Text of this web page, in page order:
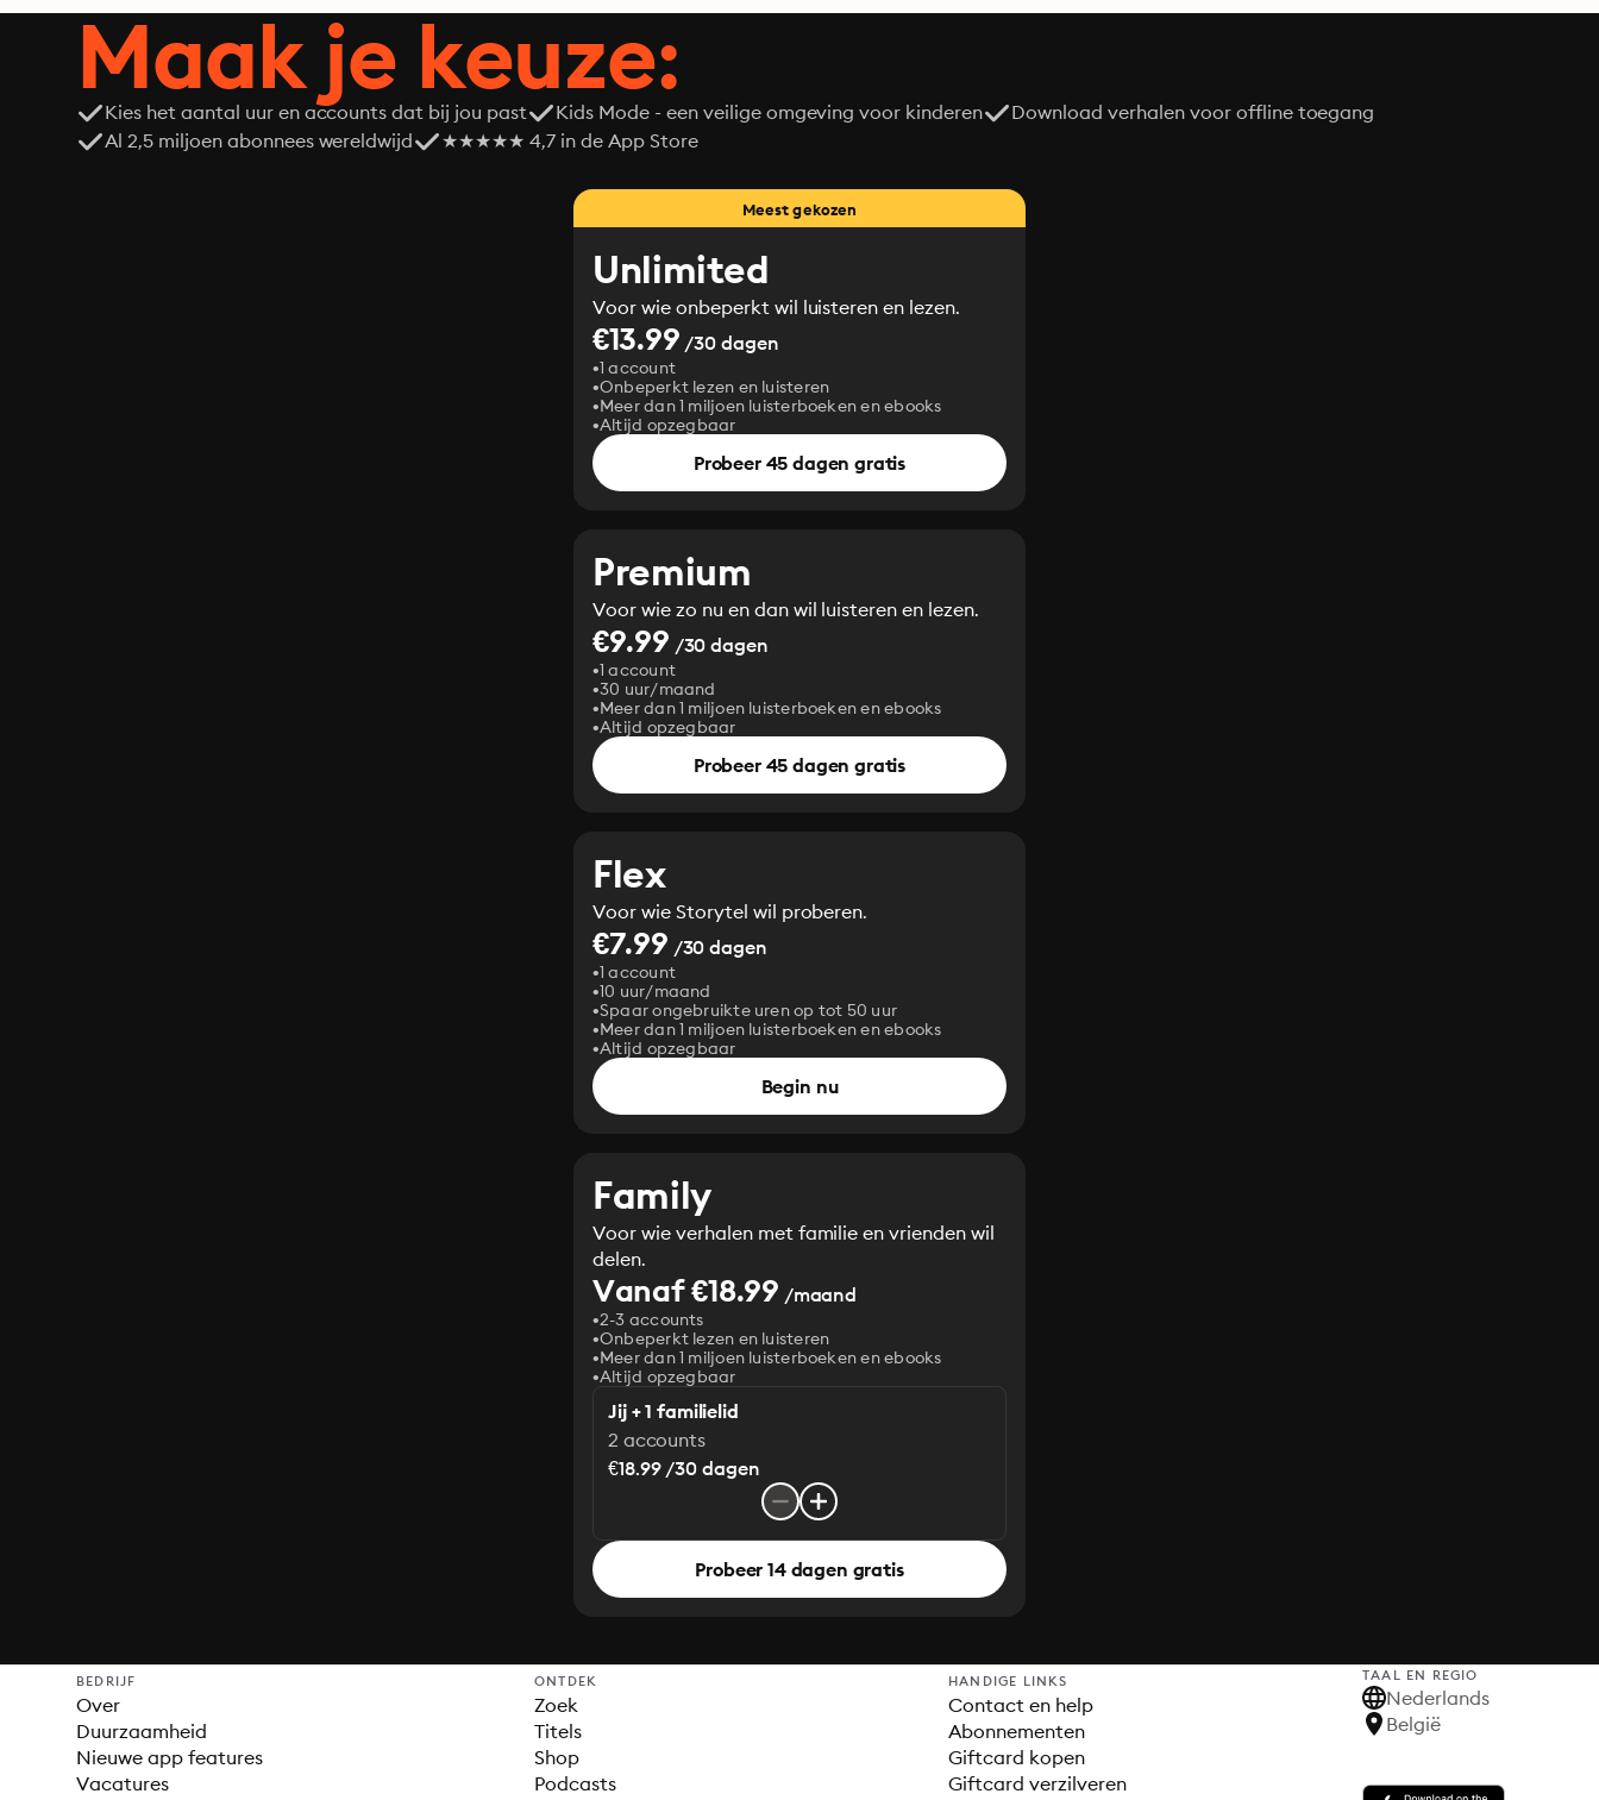
Maak je keuze:
Kies het aantal uur en accounts dat bij jou past Kids Mode - een veilige omgeving voor kinderen
Download verhalen voor offline toegang
Al 2,5 miljoen abonnees wereldwijd
★★★★★ 4,7 in de App Store
Meest gekozen
Unlimited
Voor wie onbeperkt wil luisteren en lezen.
€13.99 /30 dagen
1 account
Onbeperkt lezen en luisteren
Meer dan 1 miljoen luisterboeken en ebooks
Altijd opzegbaar
Probeer 45 dagen gratis
Premium
Voor wie zo nu en dan wil luisteren en lezen.
€9.99 /30 dagen
1 account
30 uur/maand
Meer dan 1 miljoen luisterboeken en ebooks
Altijd opzegbaar
Probeer 45 dagen gratis
Flex
Voor wie Storytel wil proberen.
€7.99 /30 dagen
1 account
10 uur/maand
Spaar ongebruikte uren op tot 50 uur
Meer dan 1 miljoen luisterboeken en ebooks
Altijd opzegbaar
Begin nu
Family
Voor wie verhalen met familie en vrienden wil
delen.
Vanaf €18.99 /maand
2-3 accounts
Onbeperkt lezen en luisteren
Meer dan 1 miljoen luisterboeken en ebooks
Altijd opzegbaar
Jij + 1 familielid
2 accounts
€18.99 /30 dagen
Probeer 14 dagen gratis
BEDRIJF
Over
Duurzaamheid
Nieuwe app features
Vacatures
ONTDEK
Zoek
Titels
Shop
Podcasts
HANDIGE LINKS
Contact en help
Abonnementen
Giftcard kopen
Giftcard verzilveren
TAAL EN REGIO
Nederlands
België